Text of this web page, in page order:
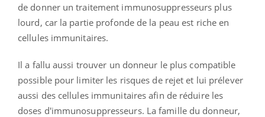
de donner un traitement immunosuppresseurs plus
lourd, car la partie profonde de la peau est riche en
cellules immunitaires.
Il a fallu aussi trouver un donneur le plus compatible
possible pour limiter les risques de rejet et lui prélever
aussi des cellules immunitaires afin de réduire les
doses d'immunosuppresseurs. La famille du donneur,